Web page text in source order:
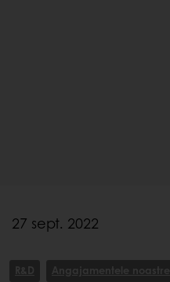
27 sept. 2022
R&D Angajamentele noastre